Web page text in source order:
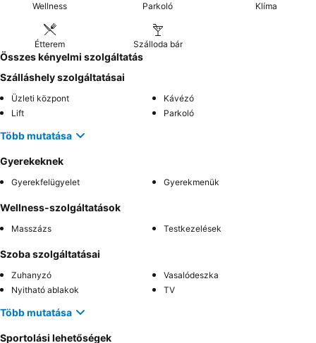
Wellness Parkoló Klíma
Étterem Szálloda bár
Összes kényelmi szolgáltatás
Szálláshely szolgáltatásai
Üzleti központ
Kávézó
Lift
Parkoló
Több mutatása
Gyerekeknek
Gyerekfelügyelet Gyerekmenük
Wellness-szolgáltatások
Masszázs Testkezelések
Szoba szolgáltatásai
Zuhanyzó
Vasalódeszka
Nyitható ablakok
TV
Több mutatása
Sportolási lehetőségek